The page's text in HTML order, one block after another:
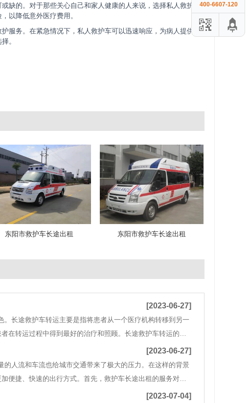
缺的。对于那些关心自己和家人健康的人来说，选择私人救护车
以降低意外医疗费用。
服务。在紧急情况下，私人救护车可以迅速响应，为病人提供及
。
东阳市救护车长途出租 东阳市救护车长途出租
[2023-06-27]
长途救护车转运主要是指将患者从一个医疗机构转移到另一
在转运过程中得到最好的治疗和照顾。长途救护车转运的主
用于严重病情或需要特殊医疗设备或专业医生的情况。例
[2023-06-27]
人流和车流也给城市交通带来了极大的压力。在这样的背景
便捷、快速的出行方式。首先，救护车长途出租的服务对象
救护车长途出租的车辆更加专业、安全、舒适。车内设备齐
[2023-07-04]
400-6607-120